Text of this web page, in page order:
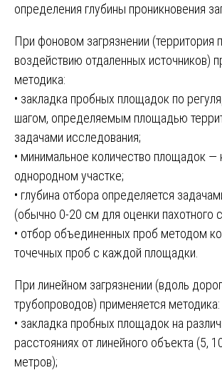
определения глубины проникновения
При фоновом загрязнении (территория
воздействию отдаленных источников)
методика:
• закладка пробных площадок по
шагом, определяемым площадью
задачами исследования;
• минимальное количество площадок —
однородном участке;
• глубина отбора определяется
(обычно 0-20 см для оценки пахотного
• отбор объединенных проб методом
точечных проб с каждой площадки.
При линейном загрязнении (вдоль
трубопроводов) применяется методика:
• закладка пробных площадок на
расстояниях от линейного объекта (5,
метров);